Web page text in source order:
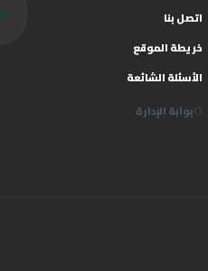
اتصل بنا
خريطة الموقع
الأسئلة الشائعة
بوابة الإدارة